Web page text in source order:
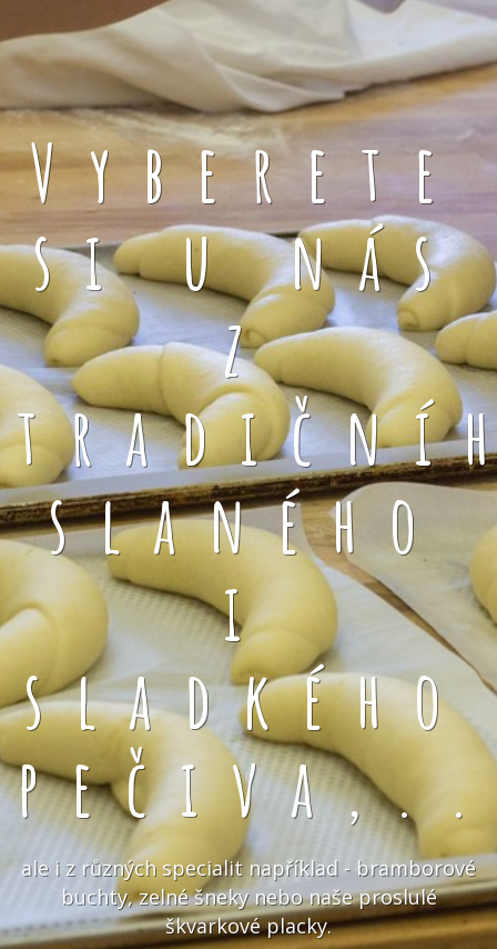
Vyberete
si u nás
z
slaného
i
sladkého
ale i z různých specialit například - bramborové
buchty, zelné šneky nebo naše proslulé
škvarkové placky.